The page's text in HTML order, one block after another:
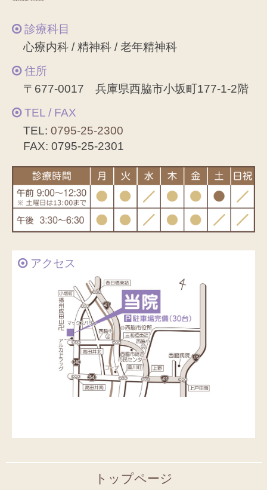
診療科目
心療内科 / 精神科 / 老年精神科
住所
〒677-0017 兵庫県西脇市小坂町177-1-2階
TEL / FAX
TEL:0795-25-2300
FAX: 0795-25-2301
アクセス
トップページ